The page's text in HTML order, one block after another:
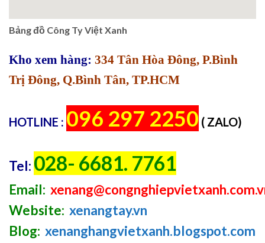
Bảng đồ Công Ty Việt Xanh
Kho xem hàng: 334 Tân Hòa Đông, P.Bình
Trị Đông, Q.Bình Tân, TP.HCM
HOTLINE : 096 297 2250 ( ZALO)
Tel: 028- 6681. 7761
Email:
Website: xenangtay.vn
Blog: xenanghangvietxanh.blogspot.com